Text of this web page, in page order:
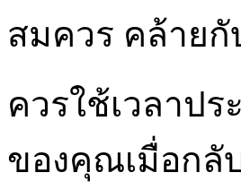
สมควร คล้าย
ควรใช้เวลาป
ของคุณเมื่อกลั